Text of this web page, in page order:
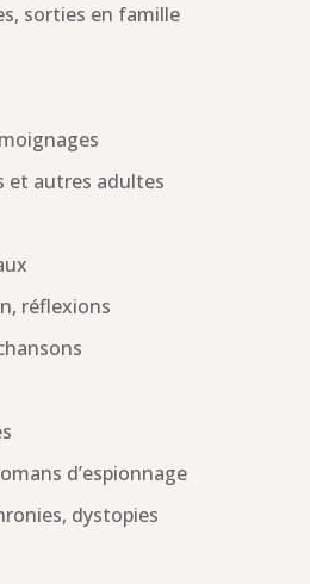
sorties en famille
et autres adultes
réflexions
d’espionnage
dystopies